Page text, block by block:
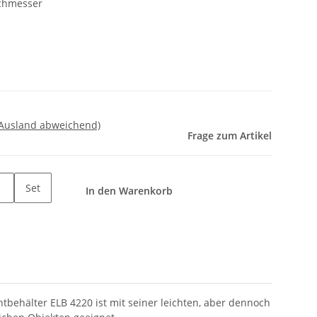
abweichend)
Frage zum Artikel
Set In den Warenkorb
ELB 4220 ist mit seiner leichten, aber dennoch